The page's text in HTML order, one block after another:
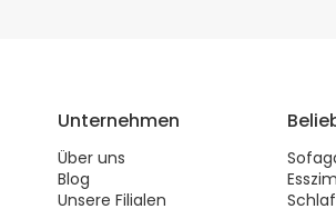
Unternehmen
Über uns
Blog
Unsere Filialen